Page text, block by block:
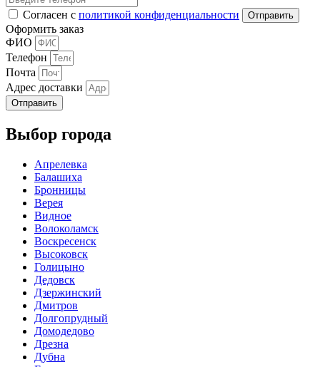
Согласен с политикой конфиденциальности
Оформить заказ
ФИО
Телефон
Почта
Адрес доставки
Отправить
Выбор города
Апрелевка
Балашиха
Бронницы
Верея
Видное
Волоколамск
Воскресенск
Высоковск
Голицыно
Дедовск
Дзержинский
Дмитров
Долгопрудный
Домодедово
Дрезна
Дубна